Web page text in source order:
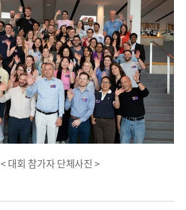
< 대회 참가자 단체사진 >